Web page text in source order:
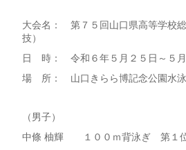
大会名： 第７５回山口県高等学校
技）
日 時： 令和６年５月２５日～５月
場 所： 山口きらら博記念公園水
（男子）
中條 柚輝 １００ｍ背泳ぎ 第１